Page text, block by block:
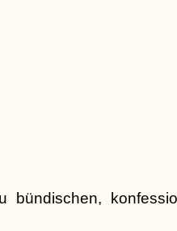
bündischen,